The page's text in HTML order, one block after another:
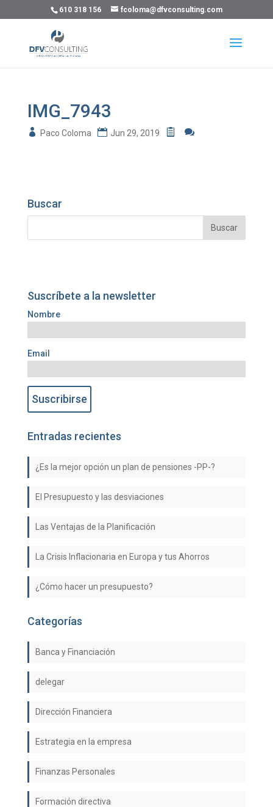
610 318 156 fcoloma@dfvconsulting.com
IMG_7943
Paco Coloma Jun 29, 2019
Buscar
Suscríbete a la newsletter
Nombre
Email
Entradas recientes
¿Es la mejor opción un plan de pensiones -PP-?
El Presupuesto y las desviaciones
Las Ventajas de la Planificación
La Crisis Inflacionaria en Europa y tus Ahorros
¿Cómo hacer un presupuesto?
Categorías
Banca y Financiación
delegar
Dirección Financiera
Estrategia en la empresa
Finanzas Personales
Formación directiva